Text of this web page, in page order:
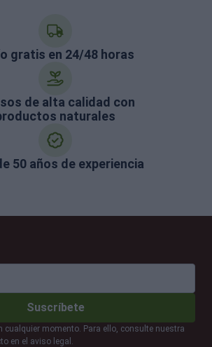
gratis en 24/48 horas
de alta calidad con
naturales
50 años de experiencia
Suscríbete
cualquier momento. Para ello, consulte nuestra
en el aviso legal.